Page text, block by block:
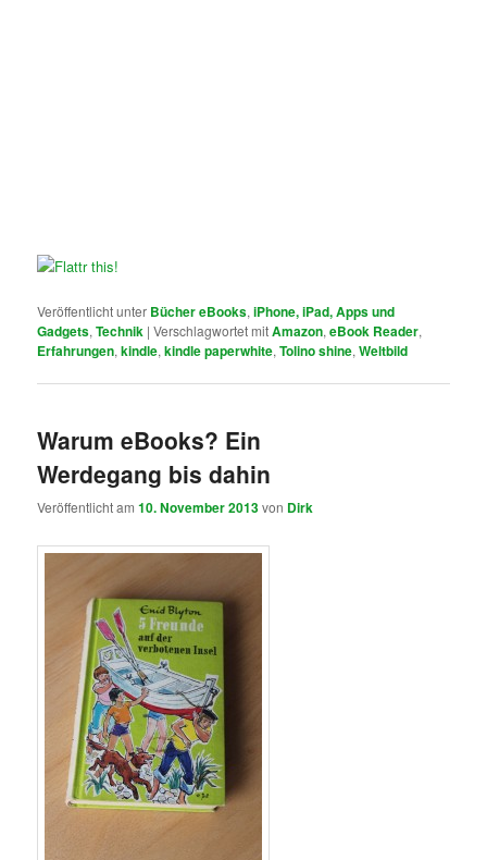
Veröffentlicht unter Bücher eBooks,iPhone, iPad, Apps und
Gadgets,Technik |Verschlagwortet mitAmazon,eBook Reader,
Erfahrungen,kindle,kindle paperwhite,Tolino shine,Weltbild
Warum eBooks? Ein
Werdegang bis dahin
Veröffentlicht am10. November 2013von Dirk